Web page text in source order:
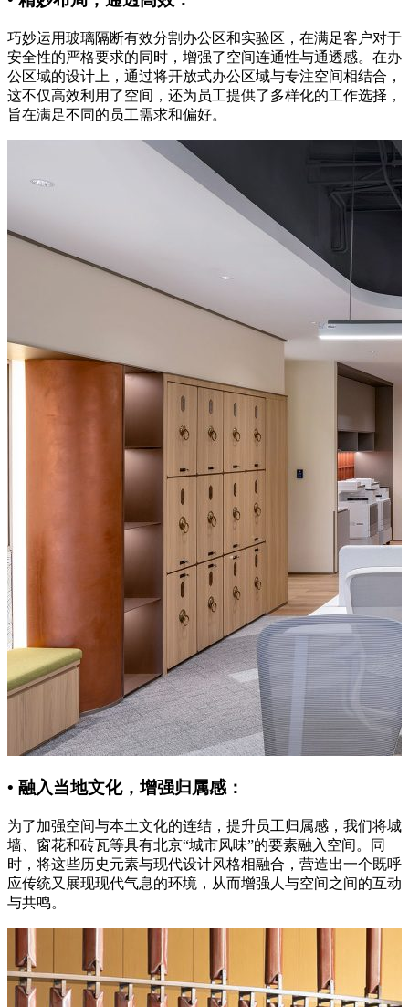
巧妙运用玻璃隔断有效分割办公区和实验区，在满足客户对于
安全性的严格要求的同时，增强了空间连通性与通透感。在办
公区域的设计上，通过将开放式办公区域与专注空间相结合，
这不仅高效利用了空间，还为员工提供了多样化的工作选择，
旨在满足不同的员工需求和偏好。
• 融入当地文化，增强归属感：
为了加强空间与本土文化的连结，提升员工归属感，我们将城
墙、窗花和砖瓦等具有北京“城市风味”的要素融入空间。同
时，将这些历史元素与现代设计风格相融合，营造出一个既呼
应传统又展现现代气息的环境，从而增强人与空间之间的互动
与共鸣。